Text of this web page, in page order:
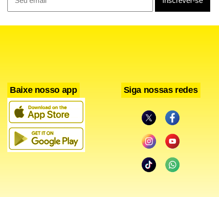
“Em relação à aquisição pela Petrobras do campo de
exploração em Benin, a pessoa que lhe indicou a conta
para pagamento foi Felipe Diniz; que Felipe Diniz era filho
de Fernando Diniz; que Felipe enfrentava dificuldades
econômicas; que a conta indicada para o pagamento
Baixe nosso app Siga nossas redes